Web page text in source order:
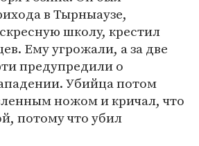
в Тырныаузе,
школу, крестил
Ему угрожали, а за две
предупредили о
Убийца потом
ножом и кричал, что
потому что убил